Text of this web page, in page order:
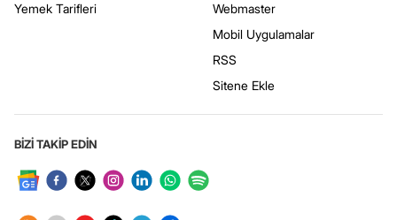
Yemek Tarifleri
Webmaster
Mobil Uygulamalar
RSS
Sitene Ekle
BİZİ TAKİP EDİN